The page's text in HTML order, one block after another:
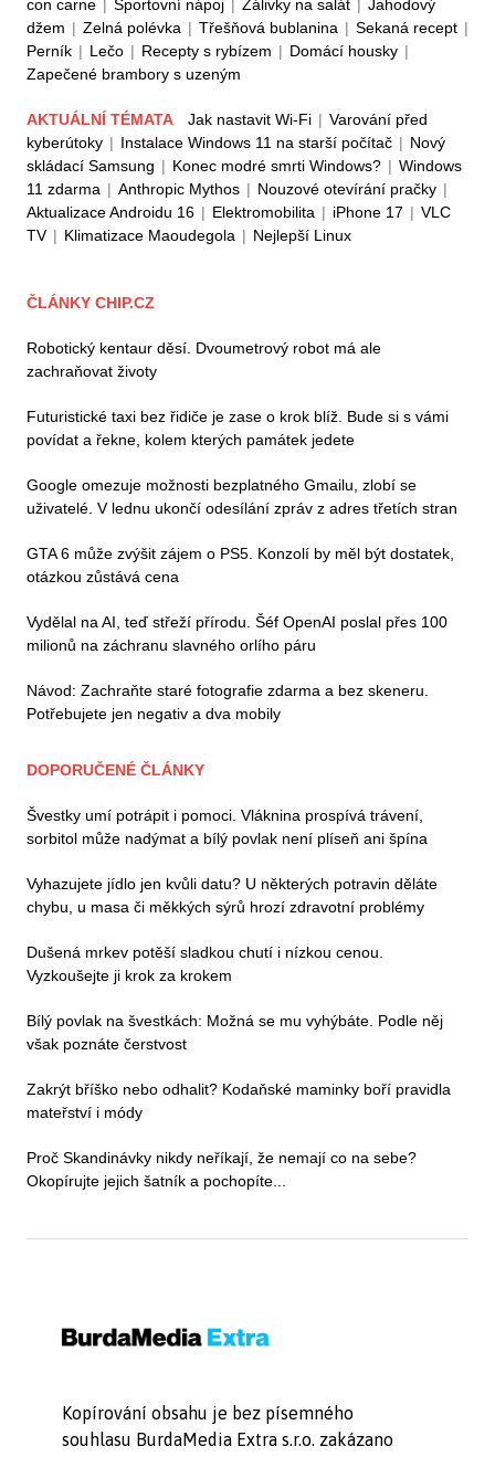
con carne | Sportovní nápoj | Zálivky na salát | Jahodový
džem | Zelná polévka | Třešňová bublanina | Sekaná recept |
Perník | Lečo | Recepty s rybízem | Domácí housky |
Zapečené brambory s uzeným
AKTUÁLNÍ TÉMATA Jak nastavit Wi-Fi | Varování před
kyberútoky | Instalace Windows 11 na starší počítač | Nový
skládací Samsung | Konec modré smrti Windows? | Windows
11 zdarma | Anthropic Mythos | Nouzové otevírání pračky |
Aktualizace Androidu 16 | Elektromobilita | iPhone 17 | VLC
TV | Klimatizace Maoudegola | Nejlepší Linux
ČLÁNKY CHIP.CZ
Robotický kentaur děsí. Dvoumetrový robot má ale
zachraňovat životy
Futuristické taxi bez řidiče je zase o krok blíž. Bude si s vámi
povídat a řekne, kolem kterých památek jedete
Google omezuje možnosti bezplatného Gmailu, zlobí se
uživatelé. V lednu ukončí odesílání zpráv z adres třetích stran
GTA 6 může zvýšit zájem o PS5. Konzolí by měl být dostatek,
otázkou zůstává cena
Vydělal na AI, teď střeží přírodu. Šéf OpenAI poslal přes 100
milionů na záchranu slavného orlího páru
Návod: Zachraňte staré fotografie zdarma a bez skeneru.
Potřebujete jen negativ a dva mobily
DOPORUČENÉ ČLÁNKY
Švestky umí potrápit i pomoci. Vláknina prospívá trávení,
sorbitol může nadýmat a bílý povlak není plíseň ani špína
Vyhazujete jídlo jen kvůli datu? U některých potravin děláte
chybu, u masa či měkkých sýrů hrozí zdravotní problémy
Dušená mrkev potěší sladkou chutí i nízkou cenou.
Vyzkoušejte ji krok za krokem
Bílý povlak na švestkách: Možná se mu vyhýbáte. Podle něj
však poznáte čerstvost
Zakrýt bříško nebo odhalit? Kodaňské maminky boří pravidla
mateřství i módy
Proč Skandinávky nikdy neříkají, že nemají co na sebe?
Okopírujte jejich šatník a pochopíte...
Kopírování obsahu je bez písemného
souhlasu BurdaMedia Extra s.r.o. zakázano